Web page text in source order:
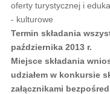
oferty turystycznej i
- kulturowe
Termin składania
października 2013 r.
Miejsce składania
udziałem w konkursie
załącznikami